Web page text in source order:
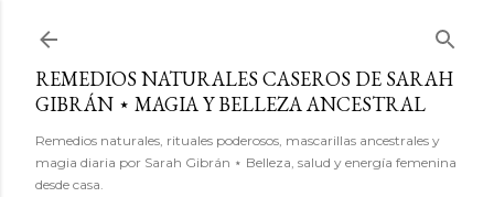
REMEDIOS NATURALES CASEROS DE SARAH
GIBRÁN ⋆ MAGIA Y BELLEZA ANCESTRAL
Remedios naturales, rituales poderosos, mascarillas ancestrales y
magia diaria por Sarah Gibrán ⋆ Belleza, salud y energía femenina
desde casa.